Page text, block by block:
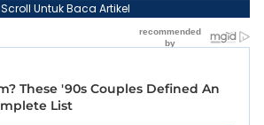
Scroll Untuk Baca Artikel